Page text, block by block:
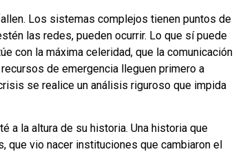
Los sistemas complejos tienen puntos de
las redes, pueden ocurrir. Lo que sí puede
con la máxima celeridad, que la comunicación
de emergencia lleguen primero a
se realice un análisis riguroso que impida
a la altura de su historia. Una historia que
que vio nacer instituciones que cambiaron el